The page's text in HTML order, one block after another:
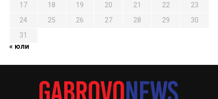
17
18 19 20 21 22
23
24
25 26 27 28 29
30
31
« юли